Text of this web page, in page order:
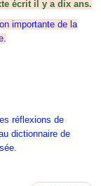
écrit il y a dix ans.
importante de la
réflexions de
dictionnaire de